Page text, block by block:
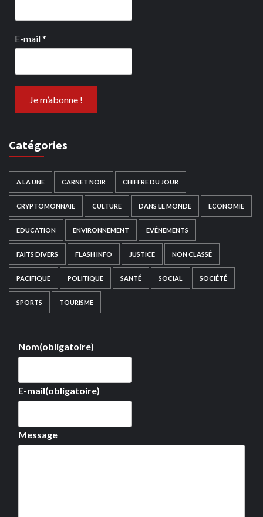
E-mail*
Catégories
A LA UNE CARNET NOIR CHIFFRE DU JOUR
CRYPTOMONNAIE CULTURE DANS LE MONDE ECONOMIE
EDUCATION ENVIRONNEMENT EVÉNEMENTS
FAITS DIVERS FLASH INFO JUSTICE NON CLASSÉ
PACIFIQUE POLITIQUE SANTÉ SOCIAL SOCIÉTÉ
SPORTS TOURISME
Nom(obligatoire)
E-mail(obligatoire)
Message